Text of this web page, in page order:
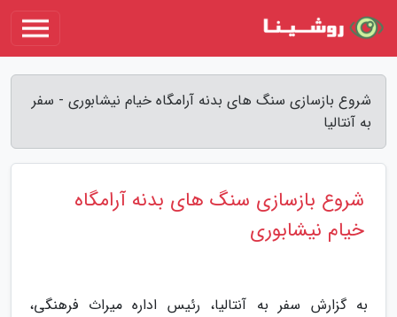
شروع بازسازی سنگ های بدنه آرامگاه خیام نیشابوری - سفر
به آنتالیا
شروع بازسازی سنگ های بدنه آرامگاه
خیام نیشابوری
به گزارش سفر به آنتالیا، رئیس اداره میراث فرهنگی،